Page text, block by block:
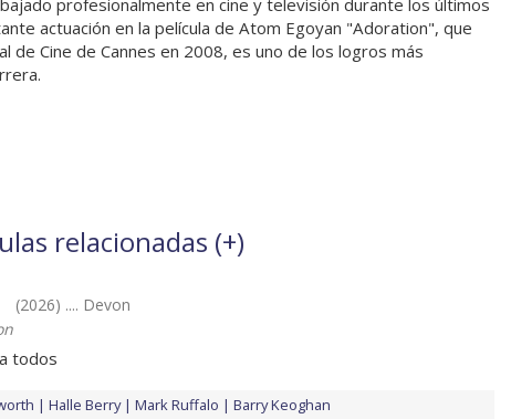
profesionalmente en cine y televisión durante los últimos
actuación en la película de Atom Egoyan "Adoration", que
de Cine de Cannes en 2008, es uno de los logros más
relacionadas (+)
(2026) .... Devon
todos
Halle Berry Mark Ruffalo Barry Keoghan